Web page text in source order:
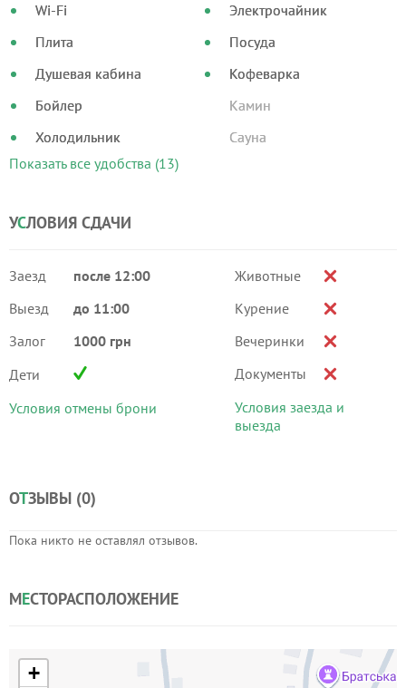
Wi-Fi
Плита
Душевая кабина
Бойлер
Холодильник
Электрочайник
Посуда
Кофеварка
Камин
Сауна
Показать все удобства (13)
УСЛОВИЯ СДАЧИ
Заезд
после 12:00
Выезд
до 11:00
Залог
1000 грн
Дети
Условия отмены брони
Животные
Курение
Вечеринки
Документы
Условия заезда и
выезда
ОТЗЫВЫ (0)
Пока никто не оставлял отзывов.
МЕСТОРАСПОЛОЖЕНИЕ
+